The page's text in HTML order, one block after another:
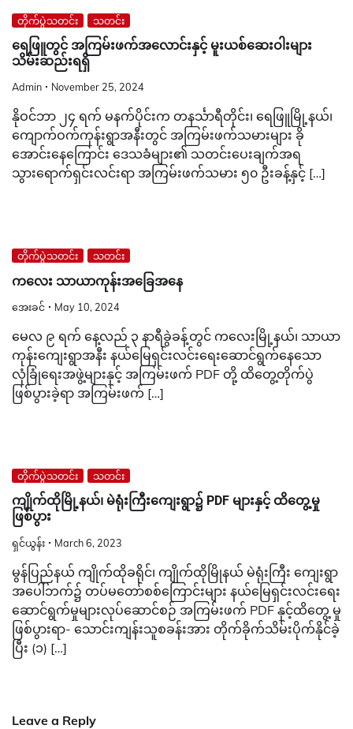
တိုက်ပွဲသတင်း သတင်း
ရေဖြူတွင် အကြမ်းဖက်အလောင်းနှင့် မူးယစ်ဆေးဝါးများ
သိမ်းဆည်းရရှိ
Admin November 25, 2024
နိုဝင်ဘာ ၂၄ ရက် မနက်ပိုင်းက တနင်္သာရီတိုင်း၊ ရေဖြူမြို့နယ်၊
ကျောက်ဝက်ကုန်းရွာအနီးတွင် အကြမ်းဖက်သမားများ ခို
အောင်းနေကြောင်း ဒေသခံများ၏ သတင်းပေးချက်အရ
သွားရောက်ရှင်းလင်းရာ အကြမ်းဖက်သမား ၅၀ ဦးခန့်နှင့် […]
တိုက်ပွဲသတင်း သတင်း
ကလေး သာယာကုန်းအခြေအနေ
အေးခင် May 10, 2024
မေလ ၉ ရက် နေ့လည် ၃ နာရီခွဲခန့်တွင် ကလေးမြို့နယ်၊ သာယာ
ကုန်းကျေးရွာအနီး နယ်မြေရှင်းလင်းရေးဆောင်ရွက်နေသော
လုံခြုံရေးအဖွဲ့များနှင့် အကြမ်းဖက် PDF တို့ ထိတွေ့တိုက်ပွဲ
ဖြစ်ပွားခဲ့ရာ အကြမ်းဖက် […]
တိုက်ပွဲသတင်း သတင်း
ကျိုက်ထိုမြို့နယ်၊ မဲရုံးကြီးကျေးရွာ၌ PDF များနှင့် ထိတွေ့မှု
ဖြစ်ပွား
ရှင်ယွန်း March 6, 2023
မွန်ပြည်နယ် ကျိုက်ထိုခရိုင်၊ ကျိုက်ထိုမြိုနယ် မဲရုံးကြီး ကျေးရွာ
အပေါ်ဘက်၌ တပ်မတော်စစ်ကြောင်းများ နယ်မြေရှင်းလင်းရေး
ဆောင်ရွက်မှုများလုပ်ဆောင်စဉ် အကြမ်းဖက် PDF နှင့်ထိတွေ့ မှု
ဖြစ်ပွားရာ- သောင်းကျန်းသူစခန်းအား တိုက်ခိုက်သိမ်းပိုက်နိုင်ခဲ့
ပြီး (၁) […]
Leave a Reply